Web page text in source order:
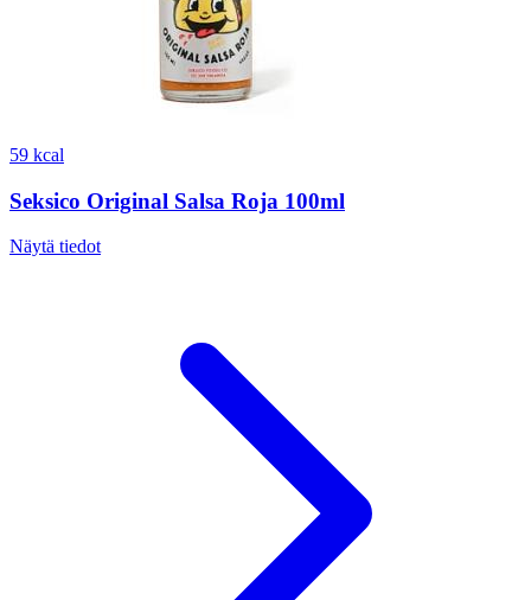
59 kcal
Seksico Original Salsa Roja 100ml
Näytä tiedot